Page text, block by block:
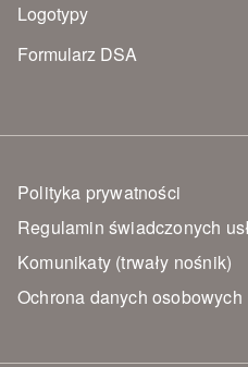
Logotypy
Formularz DSA
Polityka prywatności
Regulamin świadczonych
Komunikaty (trwały nośnik)
Ochrona danych osobowych